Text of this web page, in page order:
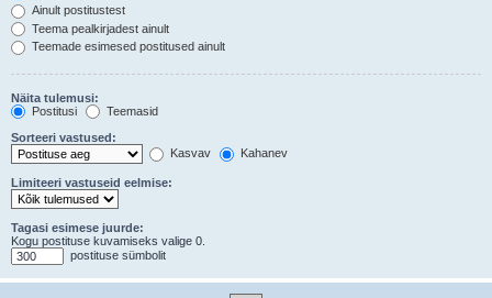
Ainult postitustest
Teema pealkirjadest ainult
Teemade esimesed postitused ainult
Näita tulemusi:
Postitusi
Teemasid
Sorteeri vastused:
Kasvav
Kahanev
Limiteeri vastuseid eelmise:
Tagasi esimese juurde:
Kogu postituse kuvamiseks valige 0.
postituse sümbolit